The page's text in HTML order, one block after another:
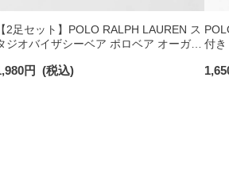
【2足セット】POLO RALPH LAUREN ス
ジオバイザシーベア ポロベア オーガニ
ズ レディース 92009650
円 (税込)
付き
ソッ